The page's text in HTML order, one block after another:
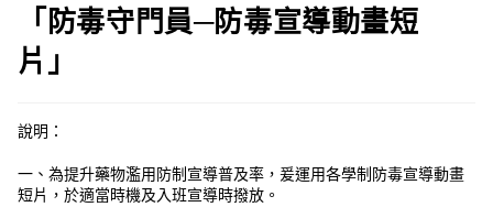
「防毒守門員─防毒宣導動畫短
片」
說明：
一、為提升藥物濫用防制宣導普及率，爰運用各學制防毒宣導動畫
短片，於適當時機及入班宣導時撥放。